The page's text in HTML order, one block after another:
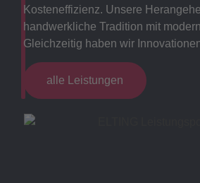
Kosteneffizienz. Unsere
handwerkliche Tradition mit
Gleichzeitig haben wir
alle Leistungen